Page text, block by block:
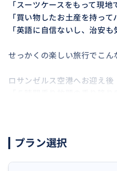
「スーツケースをもって現地
「買い物したお土産を持って
「英語に自信ないし、治安も
せっかくの楽しい旅行でこん
ロサンゼルス空港へお迎え後
プラン選択